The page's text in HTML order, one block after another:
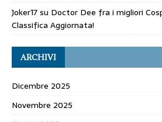
Joker17su Doctor Dee fra i migliori
Classifica Aggiornata!
ARCHIVI
Dicembre 2025
Novembre 2025